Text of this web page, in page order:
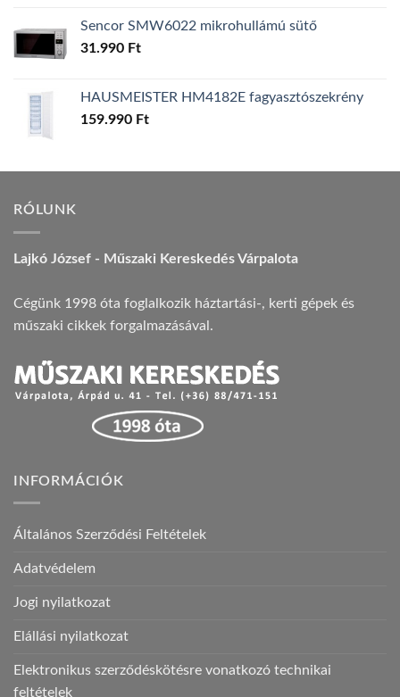
Sencor SMW6022 mikrohullámú sütő
31.990 Ft
HAUSMEISTER HM4182E fagyasztószekrény
159.990 Ft
RÓLUNK
Lajkó József - Műszaki Kereskedés Várpalota
Cégünk 1998 óta foglalkozik háztartási-, kerti gépek és
műszaki cikkek forgalmazásával.
INFORMÁCIÓK
Általános Szerződési Feltételek
Adatvédelem
Jogi nyilatkozat
Elállási nyilatkozat
Elektronikus szerződéskötésre vonatkozó technikai
feltételek